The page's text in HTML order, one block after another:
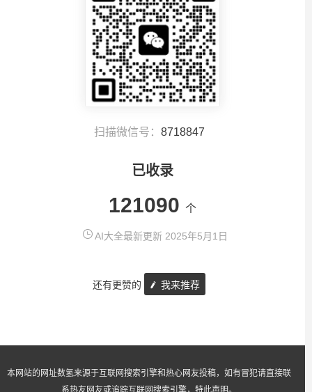
扫描微信号： 8718847
已收录
121090 个
AI大全最新更新 2025年5月1日
还有更赞的 我来推荐
本网站的网址数氢来源于互联网搜索引擎和热心网友投稿，如有冒犯请直接联